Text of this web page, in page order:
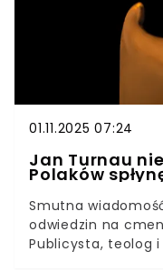
01.11.2025 07:24
Jan Turnau
Polaków
Smutna
odwiedzin na
Publicysta, teolog